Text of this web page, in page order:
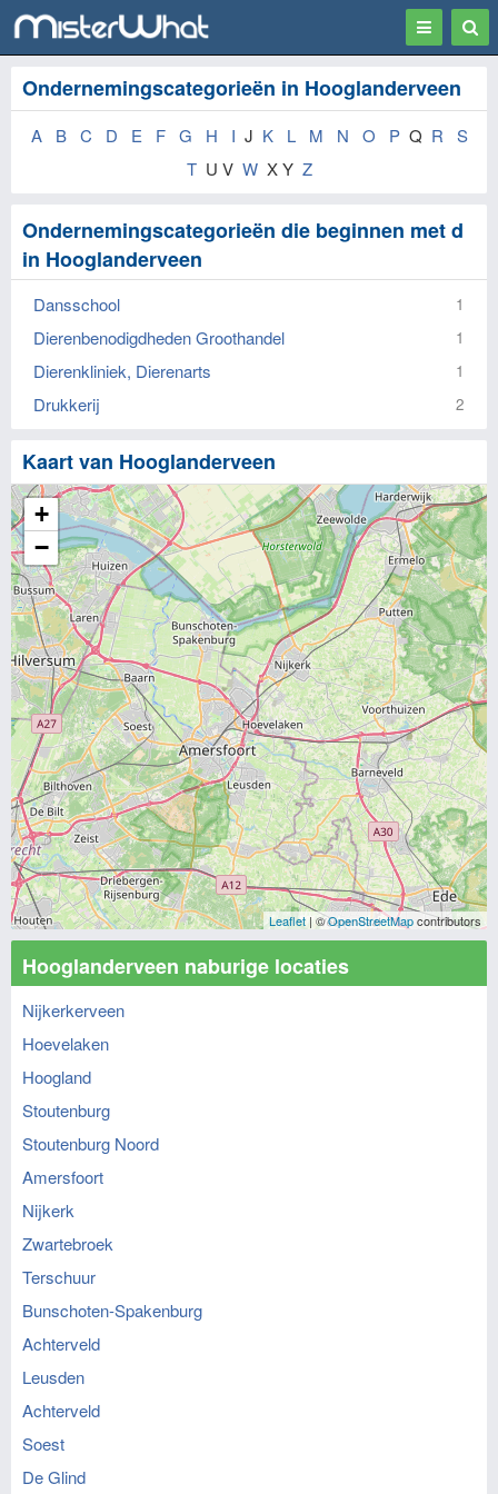
Toggle
Ondernemingscategorieën in Hooglanderveen
A B C D E F G H I J K L M N O P Q R
S
T U V W X Y Z
Ondernemingscategorieën die beginnen met d
in Hooglanderveen
Dansschool 1
Dierenbenodigdheden Groothandel 1
Dierenkliniek, Dierenarts 1
Drukkerij 2
Kaart van Hooglanderveen
+
−
Leaflet | ©OpenStreetMapcontributors
Hooglanderveen naburige locaties
Nijkerkerveen
Hoevelaken
Hoogland
Stoutenburg
Stoutenburg Noord
Amersfoort
Nijkerk
Zwartebroek
Terschuur
Bunschoten-Spakenburg
Achterveld
Leusden
Achterveld
Soest
De Glind